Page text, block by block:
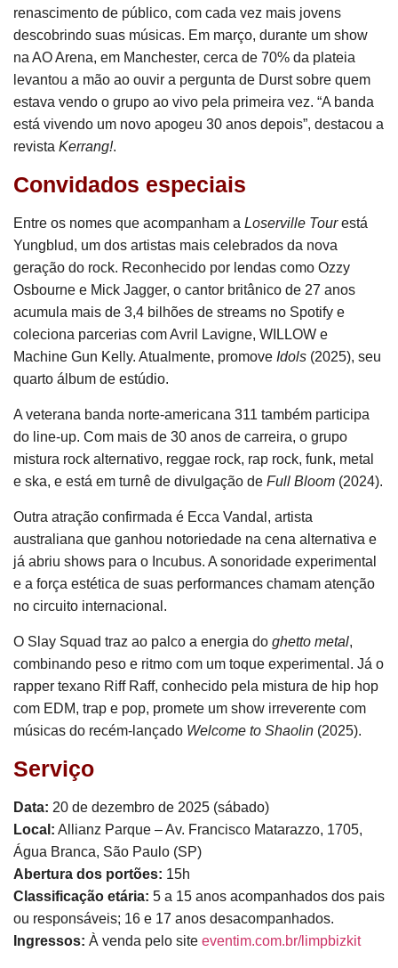
renascimento de público, com cada vez mais jovens
descobrindo suas músicas. Em março, durante um show
na AO Arena, em Manchester, cerca de 70% da plateia
levantou a mão ao ouvir a pergunta de Durst sobre quem
estava vendo o grupo ao vivo pela primeira vez. “A banda
está vivendo um novo apogeu 30 anos depois”, destacou a
revista Kerrang!.
Convidados especiais
Entre os nomes que acompanham a Loserville Tourestá
Yungblud, um dos artistas mais celebrados da nova
geração do rock. Reconhecido por lendas como Ozzy
Osbourne e Mick Jagger, o cantor britânico de 27 anos
acumula mais de 3,4 bilhões de streams no Spotify e
coleciona parcerias com Avril Lavigne, WILLOW e
Machine Gun Kelly. Atualmente, promove Idols (2025), seu
quarto álbum de estúdio.
A veterana banda norte-americana 311 também participa
do line-up. Com mais de 30 anos de carreira, o grupo
mistura rock alternativo, reggae rock, rap rock, funk, metal
e ska, e está em turnê de divulgação de Full Bloom (2024).
Outra atração confirmada é Ecca Vandal, artista
australiana que ganhou notoriedade na cena alternativa e
já abriu shows para o Incubus. A sonoridade experimental
e a força estética de suas performances chamam atenção
no circuito internacional.
O Slay Squad traz ao palco a energia do ghetto metal,
combinando peso e ritmo com um toque experimental. Já o
rapper texano Riff Raff, conhecido pela mistura de hip hop
com EDM, trap e pop, promete um show irreverente com
músicas do recém-lançado Welcome to Shaolin (2025).
Serviço
Data: 20 de dezembro de 2025 (sábado)
Local: Allianz Parque – Av. Francisco Matarazzo, 1705,
Água Branca, São Paulo (SP)
Abertura dos portões: 15h
Classificação etária: 5 a 15 anos acompanhados dos pais
ou responsáveis; 16 e 17 anos desacompanhados.
Ingressos: À venda pelo site eventim.com.br/limpbizkit